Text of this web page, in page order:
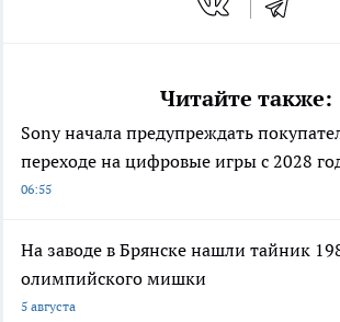
Читайте также:
Sony начала предупреждать
переходе на цифровые игры с 2028
06:55
На заводе в Брянске нашли тайник
олимпийского мишки
5 августа